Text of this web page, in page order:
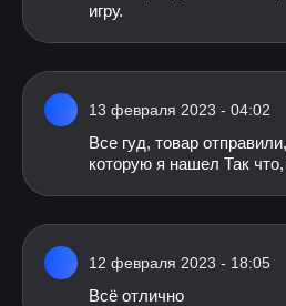
игру.
13 февраля 2023 - 04:02
Все гуд, товар
которую я нашел Так
12 февраля 2023 - 18:05
Всё отлично